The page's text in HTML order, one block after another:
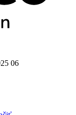
06